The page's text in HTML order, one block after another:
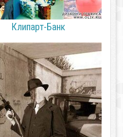
Клипарт-Банк